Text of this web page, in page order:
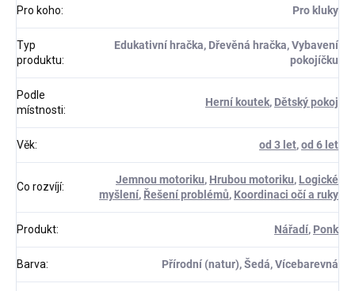
Pro koho: Pro kluky
Typ
produktu:
Edukativní hračka, Dřevěná hračka, Vybavení
pokojíčku
Podle
místnosti:
Herní koutek, Dětský pokoj
Věk: od 3 let,od 6 let
Co rozvíjí:
Jemnou motoriku, Hrubou motoriku, Logické
myšlení, Řešení problémů, Koordinaci očí a ruky
Produkt: Nářadí, Ponk
Barva: Přírodní (natur), Šedá, Vícebarevná